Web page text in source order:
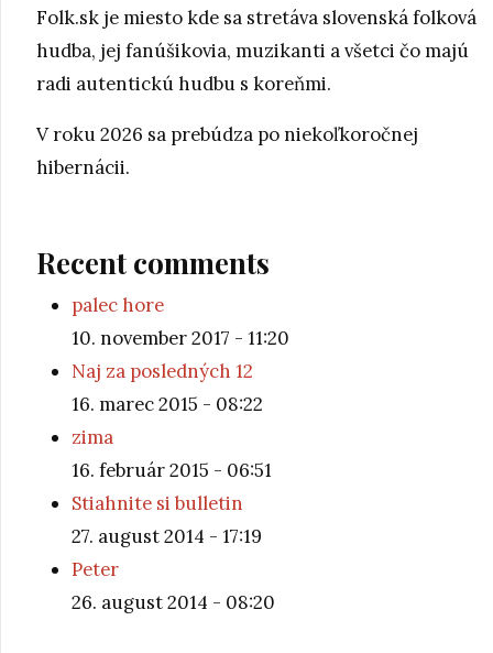
Folk.sk je miesto kde sa stretáva slovenská folková
hudba, jej fanúšikovia, muzikanti a všetci čo majú
radi autentickú hudbu s koreňmi.
V roku 2026 sa prebúdza po niekoľkoročnej
hibernácii.
Recent comments
palec hore
10. november 2017 - 11:20
Naj za posledných 12
16. marec 2015 - 08:22
zima
16. február 2015 - 06:51
Stiahnite si bulletin
27. august 2014 - 17:19
Peter
26. august 2014 - 08:20